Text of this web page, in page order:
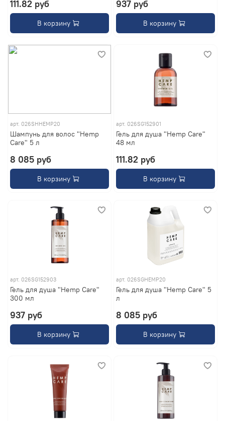
111.82 руб
В корзину
937 руб
В корзину
арт. 026SHHEMP20
Шампунь для волос "Hemp
Care" 5 л
8 085 руб
В корзину
арт. 026SG152901
Гель для душа "Hemp Care"
48 мл
111.82 руб
В корзину
арт. 026SG152903
Гель для душа "Hemp Care"
300 мл
937 руб
В корзину
арт. 026SGHEMP20
Гель для душа "Hemp Care" 5
л
8 085 руб
В корзину